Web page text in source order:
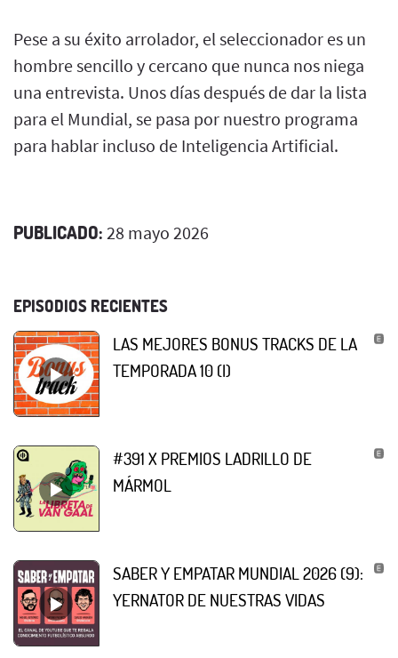
Pese a su éxito arrolador, el seleccionador es un
hombre sencillo y cercano que nunca nos niega
una entrevista. Unos días después de dar la lista
para el Mundial, se pasa por nuestro programa
para hablar incluso de Inteligencia Artificial.
PUBLICADO: 28 mayo 2026
EPISODIOS RECIENTES
LAS MEJORES BONUS TRACKS DE LA
TEMPORADA 10 (I)
#391 X PREMIOS LADRILLO DE
MÁRMOL
SABER Y EMPATAR MUNDIAL 2026 (9):
YERNATOR DE NUESTRAS VIDAS